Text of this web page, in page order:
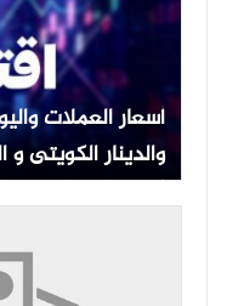
أسعار العملات
أغسطس 2026